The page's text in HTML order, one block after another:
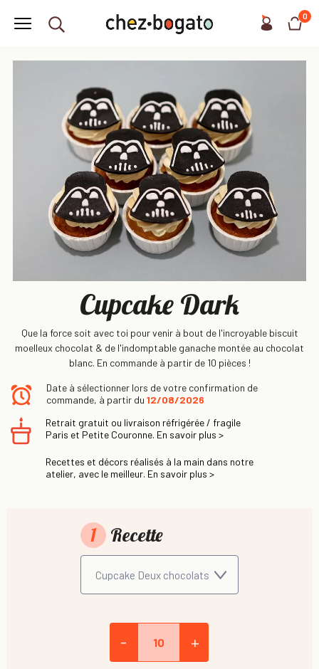
0
Cupcake Dark
Que la force soit avec toi pour venir à bout de l'incroyable biscuit
moelleux chocolat & de l'indomptable ganache montée au chocolat
blanc. En commande à partir de 10 pièces !
Date à sélectionner lors de votre confirmation de
commande, à partir du 12/08/2026
Retrait gratuit ou livraison réfrigérée / fragile
Paris et Petite Couronne. En savoir plus >
Recettes et décors réalisés à la main dans notre
atelier, avec le meilleur. En savoir plus >
1 Recette
- +